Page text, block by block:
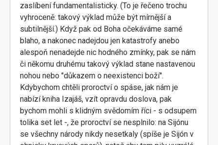
zaslíbení fundamentalisticky. (To je řečeno trochu
vyhroceně: takový výklad může být mírnější a
subtilnější.) Když pak od Boha očekáváme samé
blaho, a nakonec nadejdou jen katastrofy anebo
alespoň nenadejde nic hodného zmínky, pak se nám
či někomu druhému takový výklad stane nastavenou
nohou nebo "důkazem o neexistenci boží".
Kdybychom chtěli proroctví o spáse, jak nám je
nabízí kniha Izajáš, vzít opravdu doslova, pak
bychom mohli s klidným svědomím říci - s odsupem
tolika set let -, že proroctví se nesplnilo: na Sijónu
se všechny národy nikdy nesetkaly (spíše je Sijón v